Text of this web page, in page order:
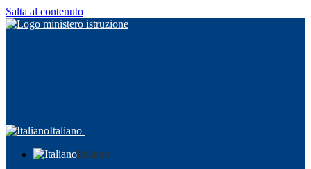
Salta al contenuto
Italiano
Italiano